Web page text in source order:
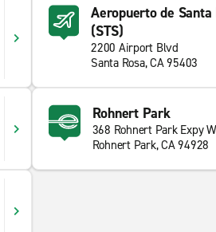
Aeropuerto de Santa
(STS)
2200 Airport Blvd
Santa Rosa, CA 95403
Rohnert Park
368 Rohnert Park Expy W
Rohnert Park, CA 94928